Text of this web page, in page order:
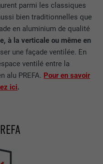
parmi les classiques
bien traditionnelles que
en aluminium de qualité
à la verticale ou même en
une façade ventilée. En
ventilé entre la
alu PREFA. Pour en savoir
ici.